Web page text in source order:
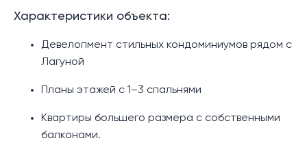
Характеристики объекта:
Девелопмент стильных кондоминиумов рядом с
Лагуной
Планы этажей с 1–3 спальнями
Квартиры большего размера с собственными
балконами.